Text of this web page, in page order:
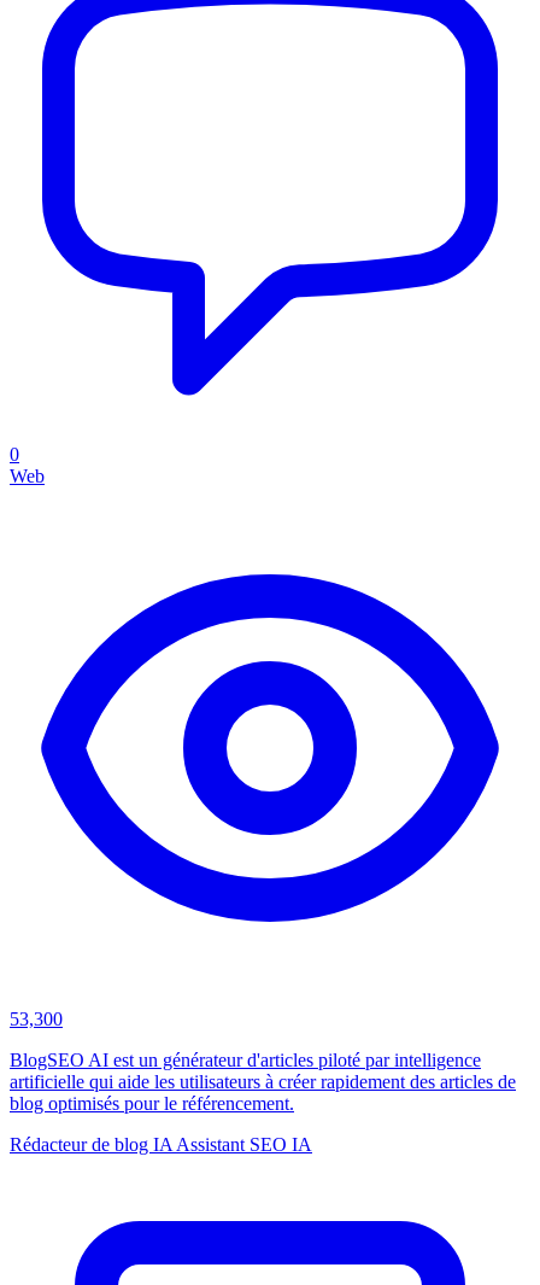
0
Web
53,300
BlogSEO AI est un générateur d'articles piloté par intelligence
artificielle qui aide les utilisateurs à créer rapidement des articles de
blog optimisés pour le référencement.
Rédacteur de blog IA Assistant SEO IA